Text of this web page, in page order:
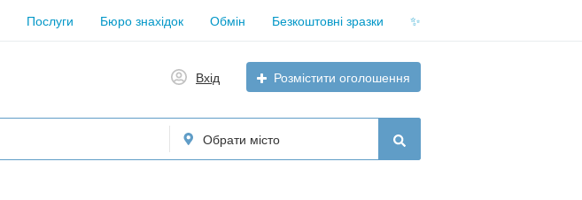
Послуги Бюро знахідок Обмін Безкоштовні зразки ✨
Вхід Розмістити оголошення
Обрати місто